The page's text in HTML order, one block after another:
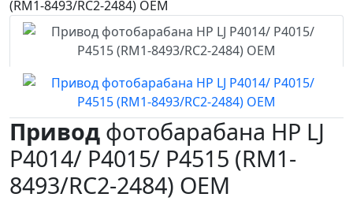
Привод фотобарабана HP LJ
P4014/ P4015/ P4515 (RM1-
8493/RC2-2484) OEM